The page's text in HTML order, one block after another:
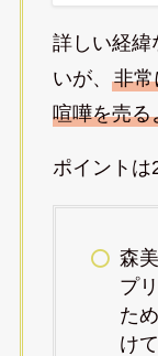
詳しい経緯
いが、 非常
喧嘩を売る
ポイントは
森
プ
た
け